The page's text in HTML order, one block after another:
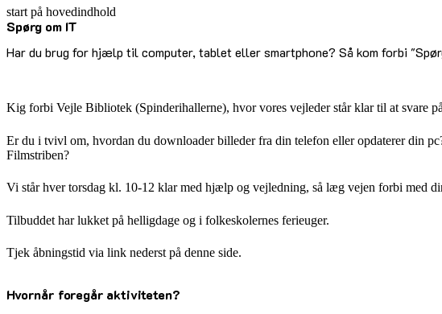
start på hovedindhold
Spørg om IT
Har du brug for hjælp til computer, tablet eller smartphone? Så kom forbi
senest opdateret 14. juli 2026
Kig forbi Vejle Bibliotek (Spinderihallerne), hvor vores vejleder står klar til at svare
Er du i tvivl om, hvordan du downloader billeder fra din telefon eller opdaterer din
Filmstriben?
Vi står hver torsdag kl. 10-12 klar med hjælp og vejledning, så læg vejen forbi med
Tilbuddet har lukket på helligdage og i folkeskolernes ferieuger.
Tjek åbningstid via link nederst på denne side.
Hvornår foregår aktiviteten?